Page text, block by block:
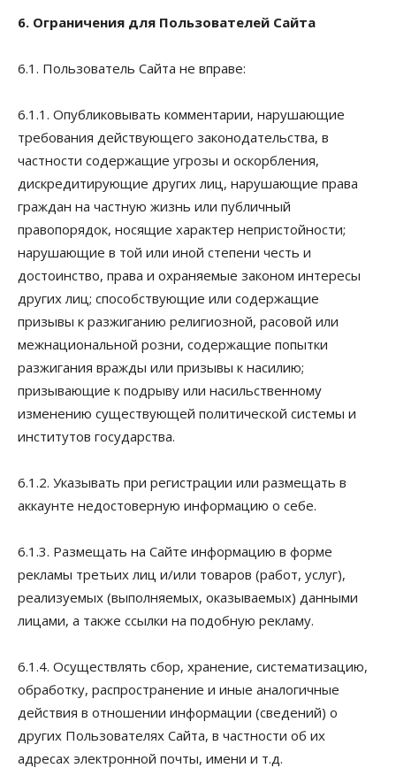
6. Ограничения для Пользователей Сайта
6.1. Пользователь Сайта не вправе:
6.1.1. Опубликовывать комментарии, нарушающие
требования действующего законодательства, в
частности содержащие угрозы и оскорбления,
дискредитирующие других лиц, нарушающие права
граждан на частную жизнь или публичный
правопорядок, носящие характер непристойности;
нарушающие в той или иной степени честь и
достоинство, права и охраняемые законом интересы
других лиц; способствующие или содержащие
призывы к разжиганию религиозной, расовой или
межнациональной розни, содержащие попытки
разжигания вражды или призывы к насилию;
призывающие к подрыву или насильственному
изменению существующей политической системы и
институтов государства.
6.1.2. Указывать при регистрации или размещать в
аккаунте недостоверную информацию о себе.
6.1.3. Размещать на Сайте информацию в форме
рекламы третьих лиц и/или товаров (работ, услуг),
реализуемых (выполняемых, оказываемых) данными
лицами, а также ссылки на подобную рекламу.
6.1.4. Осуществлять сбор, хранение, систематизацию,
обработку, распространение и иные аналогичные
действия в отношении информации (сведений) о
других Пользователях Сайта, в частности об их
адресах электронной почты, имени и т.д.